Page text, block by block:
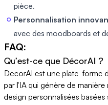
pièce.
Personnalisation
avec des moodboards et
FAQ:
Qu’est-ce que DécorAI ?
DecorAI est une plate-forme
par l'IA qui génère de
design personnalisées